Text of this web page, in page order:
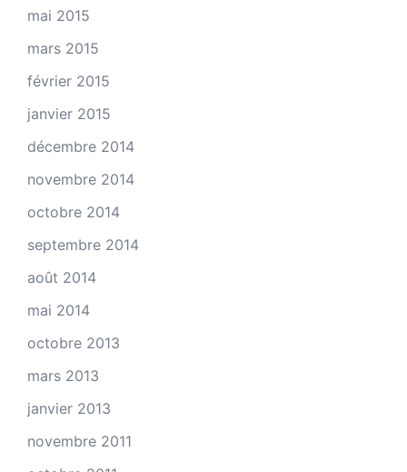
mai 2015
mars 2015
février 2015
janvier 2015
décembre 2014
novembre 2014
octobre 2014
septembre 2014
août 2014
mai 2014
octobre 2013
mars 2013
janvier 2013
novembre 2011